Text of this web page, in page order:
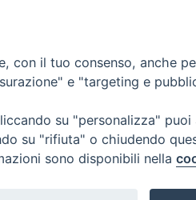
con il tuo consenso, anche
e "targeting e
su "personalizza"
su "rifiuta" o chiudendo
sono disponibili nella